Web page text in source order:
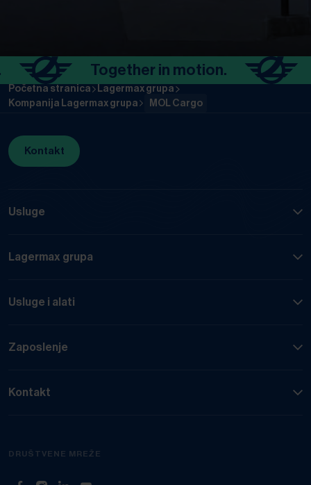
Together in motion.
Početna stranica
Lagermax grupa
Kompanija Lagermax grupa
MOL Cargo
Kontakt
Usluge
Lagermax grupa
Usluge i alati
Zaposlenje
Kontakt
DRUŠTVENE MREŽE